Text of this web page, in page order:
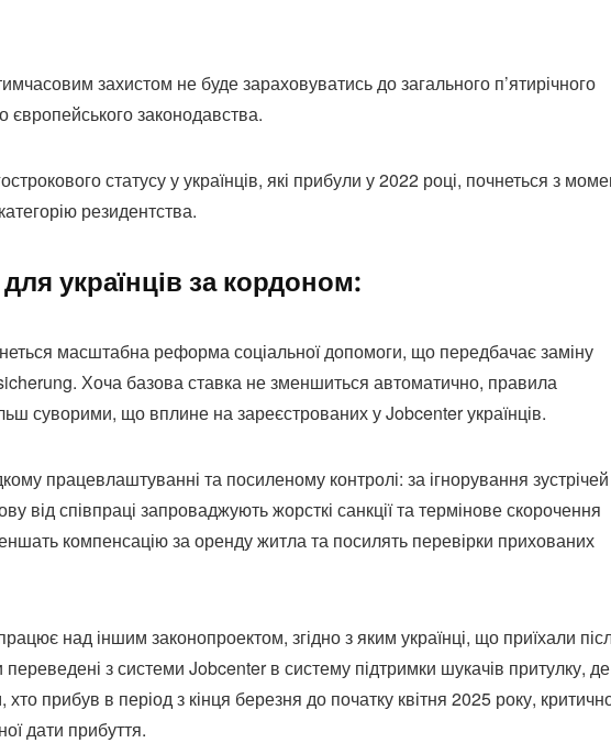
захистом не буде зараховуватись до загального п’ятирічного
європейського законодавства.
статусу у українців, які прибули у 2022 році, почнеться з
резидентства.
українців за кордоном:
масштабна реформа соціальної допомоги, що передбачає заміну
Хоча базова ставка не зменшиться автоматично, правила
суворими, що вплине на зареєстрованих у Jobcenter українців.
працевлаштуванні та посиленому контролі: за ігнорування зустрічей
від співпраці запроваджують жорсткі санкції та термінове скорочення
компенсацію за оренду житла та посилять перевірки прихованих
над іншим законопроектом, згідно з яким українці, що приїхали
переведені з системи Jobcenter в систему підтримки шукачів притулку, де
прибув в період з кінця березня до початку квітня 2025 року,
дати прибуття.